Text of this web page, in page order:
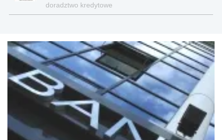
doradztwo kredytowe